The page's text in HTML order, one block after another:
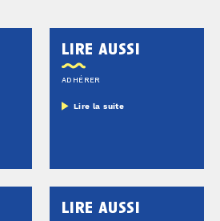
lire aussi
ADHÉRER
Lire la suite
lire aussi